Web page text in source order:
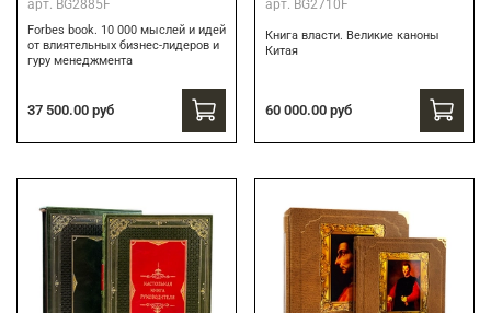
арт. BG2885F
Forbes book. 10 000 мыслей и идей
от влиятельных бизнес-лидеров и
гуру менеджмента
37 500.00 руб
арт. BG2710F
Книга власти. Великие каноны
Китая
60 000.00 руб